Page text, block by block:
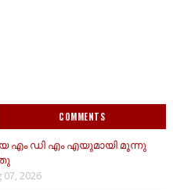
COMMENTS
എം ഡി എം എയുമായി മൂന്നു
07, 2026